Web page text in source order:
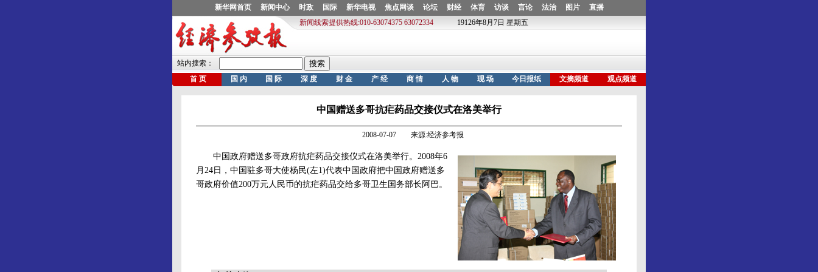
中国赠送多哥抗疟药品交接仪式在洛美举行
2008-07-07 来源:经济参考报
中国政府赠送多哥政府抗疟药品交接仪式在洛美举行。2008年6
月24日，中国驻多哥大使杨民(左1)代表中国政府把中国政府赠送多
哥政府价值200万元人民币的抗疟药品交给多哥卫生国务部长阿巴。